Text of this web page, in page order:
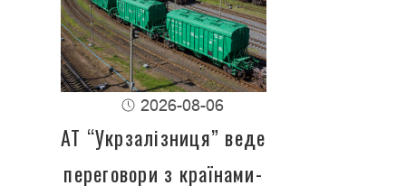
2026-08-06
АТ “Укрзалізниця” веде
переговори з країнами-